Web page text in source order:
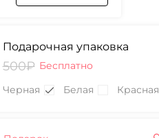
Подарочная упаковка
500₽ Бесплатно
Черная
Белая Красная